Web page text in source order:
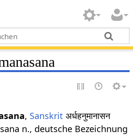
, Sanskrit अर्धहनुमानासन
n., deutsche Bezeichnung